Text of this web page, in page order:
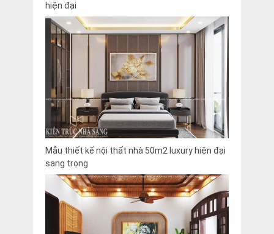
hiện đại
Mẫu thiết kế nội thất nhà 50m2 luxury hiện đại
sang trọng